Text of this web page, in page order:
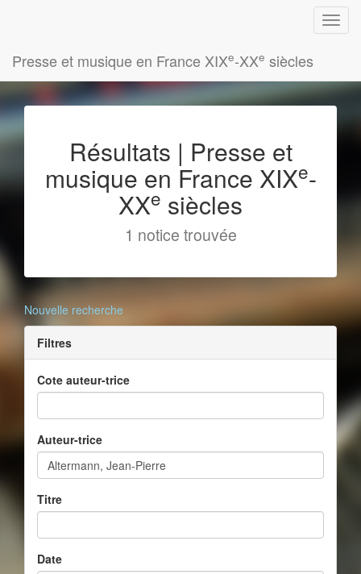
Presse et musique en France XIXe-XXe siècles
Résultats | Presse et
musique en France XIXe-
XXe siècles
1 notice trouvée
Nouvelle recherche
Filtres
Cote auteur-trice
Auteur-trice
Titre
Date